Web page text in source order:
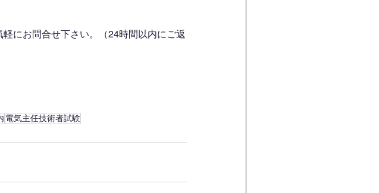
にお問合せ下さい。（24時間以内にご返
電気主任技術者試験